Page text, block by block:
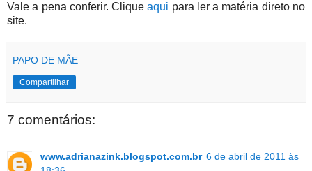
Vale a pena conferir. Cliqueaqui para ler a matéria direto no
site.
PAPO DE MÃE
Compartilhar
7 comentários:
www.adrianazink.blogspot.com.br 6 de abril de 2011 às